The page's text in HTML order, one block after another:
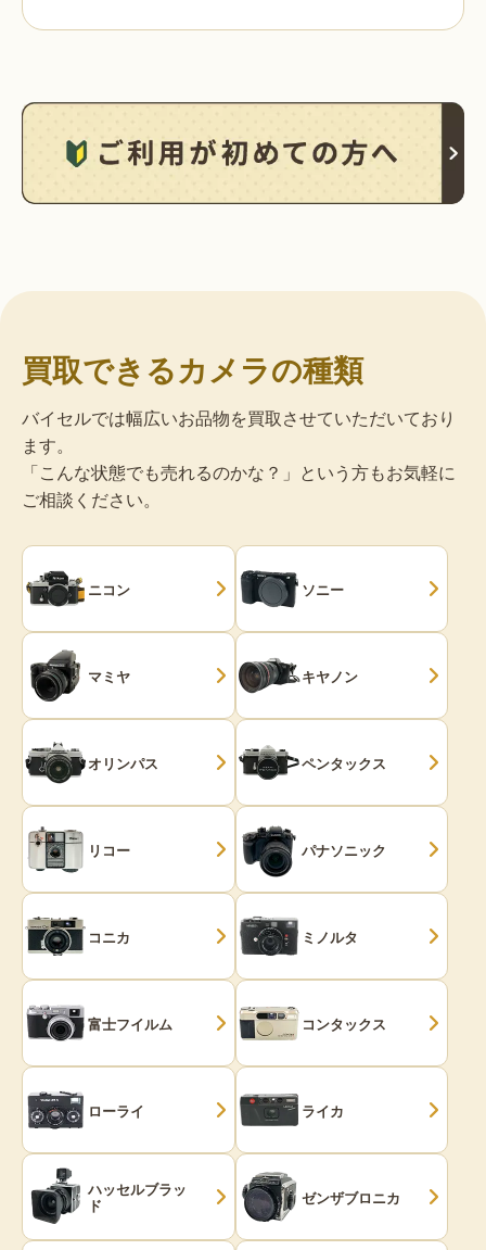
買取できるカメラの種類
バイセルでは幅広いお品物を買取させていただいており
ます。
「こんな状態でも売れるのかな？」という方もお気軽に
ご相談ください。
ニコン ソニー
マミヤ キヤノン
オリンパス ペンタックス
リコー パナソニック
コニカ ミノルタ
富士フイルム コンタックス
ローライ ライカ
ハッセルブラッ
ド ゼンザブロニカ